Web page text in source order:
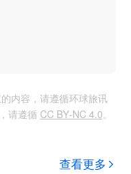
内容，请遵循环球旅讯
请遵循 CC BY-NC 4.0。
查看更多